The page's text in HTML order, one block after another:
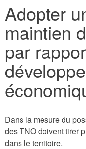
êtes
ici
Adopter
maintien
par
Dans la mesure du
des TNO doivent tirer
dans le territoire.